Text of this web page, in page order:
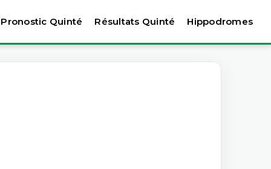
Pronostic Quinté Résultats Quinté Hippodromes